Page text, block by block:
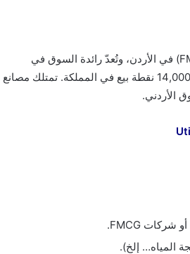
شركة طيبة هي إحدى أكبر شركات السلع الاستهلاكية سريعة التداول (FMCG) في الأردن، وتُعدّ رائدة السوق في
مجالات منتجات الألبان والأغذية. تقدم أكثر من 278 منتجًا، وتخدم أكثر من 14,000 نقطة بيع في المملكة. تمتلك مصانع
الأردني.